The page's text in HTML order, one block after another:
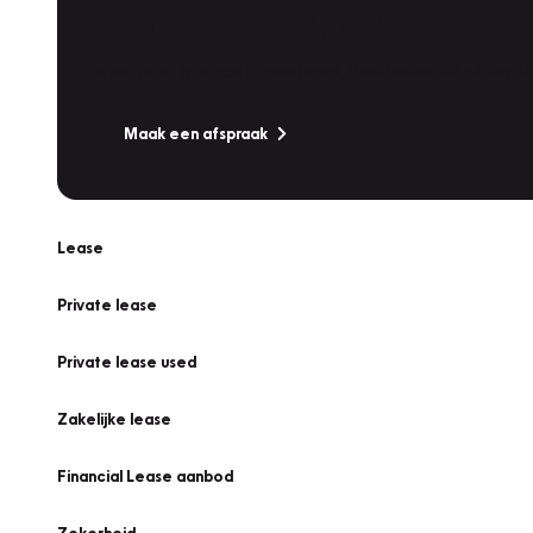
Maak een afspraak
Lease
Private lease
Private lease used
Zakelijke lease
Financial Lease aanbod